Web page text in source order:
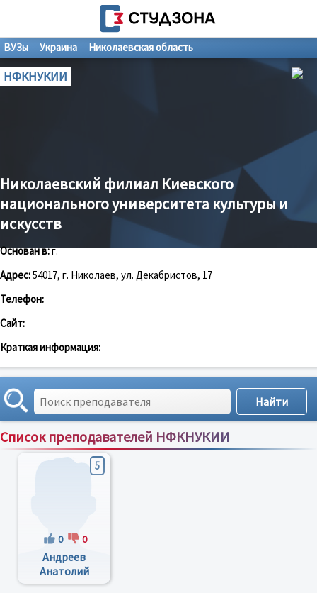
ВУЗы Украина Николаевская область
НФКНУКИИ
Николаевский филиал Киевского
национального университета культуры и
искусств
Основан в:г.
Адрес:54017, г. Николаев, ул. Декабристов, 17
Телефон:
Сайт:
Краткая информация:
Список преподавателей НФКНУКИИ
Сортировка по:имени;рейтингу;отзывам
5
0 0
Андреев
Анатолий
Иванович